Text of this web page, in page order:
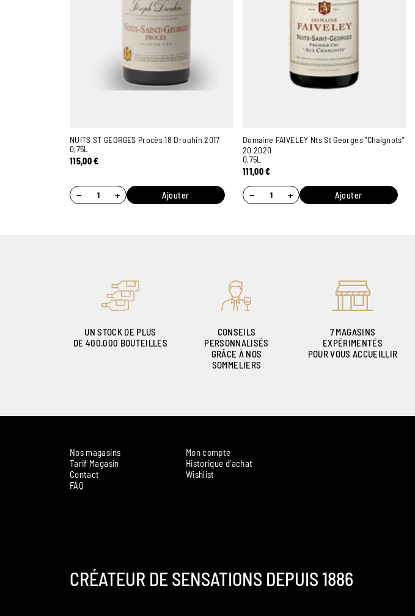
NUITS ST GEORGES Procès 18 Drouhin 2017
0,75L
115,00€
− + Ajouter
Domaine FAIVELEY Nts St Georges "Chaignots"
20 2020
0,75L
111,00€
− + Ajouter
UN STOCK DE PLUS
DE 400.000 BOUTEILLES
CONSEILS
PERSONNALISÉS
GRÂCE À NOS
SOMMELIERS
7 MAGASINS
EXPÉRIMENTÉS
POUR VOUS ACCUEILLIR
Nos magasins
Tarif Magasin
Contact
FAQ
Mon compte
Historique d'achat
Wishlist
CRÉATEUR DE SENSATIONS DEPUIS 1886